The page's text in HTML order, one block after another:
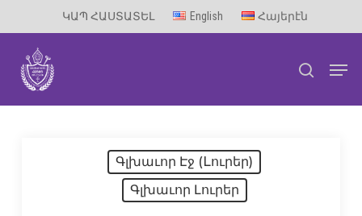
main
content
ԿԱՊ ՀԱՍՏԱՏԵԼ English Հայերէն
search
Գլխաւոր Էջ (Lուրեր)
Գլխաւոր Լուրեր